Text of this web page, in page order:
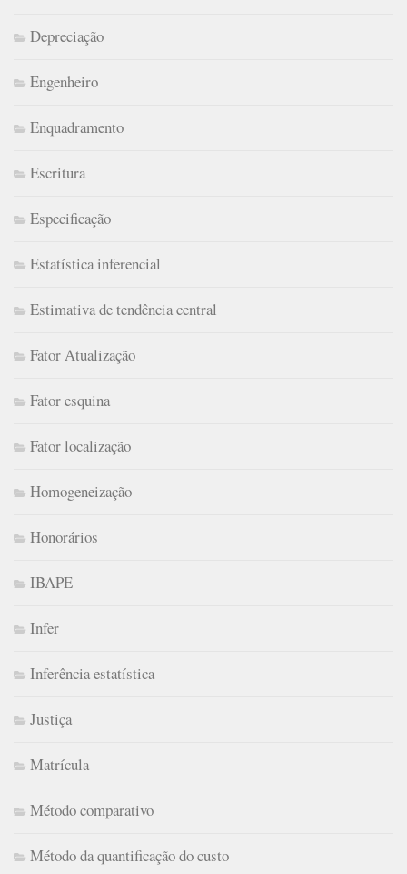
Depreciação
Engenheiro
Enquadramento
Escritura
Especificação
Estatística inferencial
Estimativa de tendência central
Fator Atualização
Fator esquina
Fator localização
Homogeneização
Honorários
IBAPE
Infer
Inferência estatística
Justiça
Matrícula
Método comparativo
Método da quantificação do custo